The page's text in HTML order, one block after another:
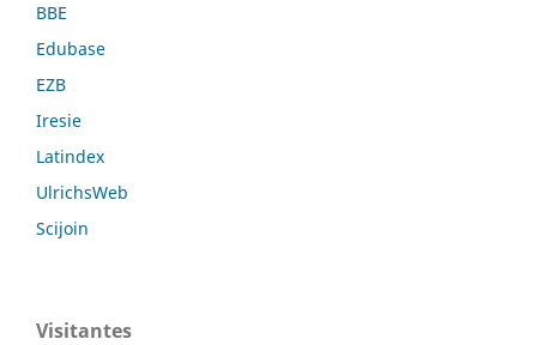
BBE
Edubase
EZB
Iresie
Latindex
UlrichsWeb
Scijoin
Visitantes